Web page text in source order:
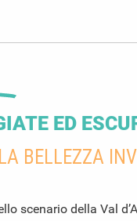
ED
BELLEZZA
scenario della Val